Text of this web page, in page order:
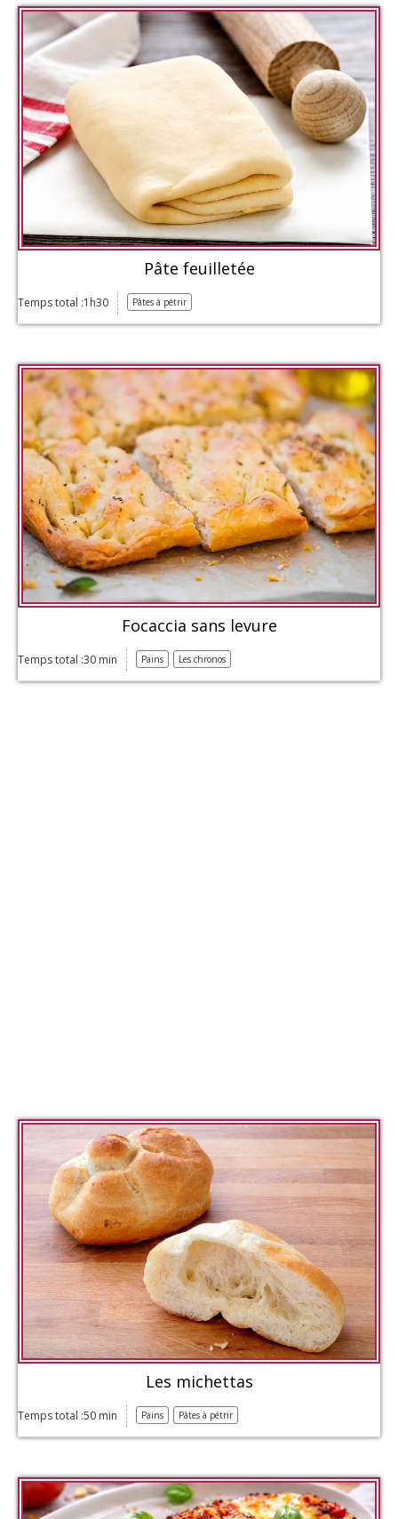
Pâte feuilletée
Temps total :1h30 Pâtes à pétrir
Focaccia sans levure
Temps total :30 min Pains Les chronos
Les michettas
Temps total :50 min Pains Pâtes à pétrir